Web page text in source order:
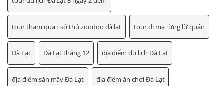
tour tham quan sở thú zoodoo đà lạt tour đi ma rừng lữ quán
Đà Lạt Đà Lạt tháng 12 địa điểm du lịch Đà Lạt
địa điểm săn mây Đà Lạt địa điểm ăn chơi Đà Lạt